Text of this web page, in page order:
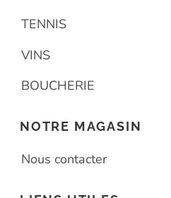
TENNIS
VINS
BOUCHERIE
NOTRE MAGASIN
Nous contacter